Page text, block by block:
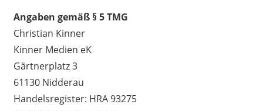
Angaben gemäß § 5 TMG
Christian Kinner
Kinner Medien eK
Gärtnerplatz 3
61130 Nidderau
Handelsregister: HRA 93275